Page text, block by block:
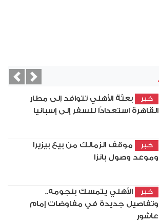
خبر
بعثة الأهلي تتوافد إلى مطار
القاهرة استعدادًا للسفر إلى إسبانيا
خبر
موقف الزمالك من بيع بيزيرا
وموعد وصول بانزا
خبر
الأهلي يتمسك بنجومه..
وتفاصيل جديدة في مفاوضات إمام
عاشور
Next